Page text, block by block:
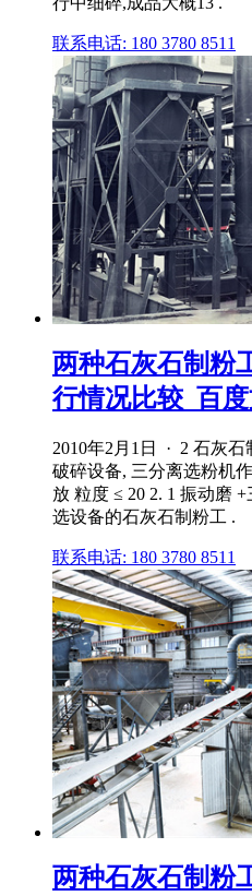
联系电话: 180 3780 8511
两种石灰石制粉
行情况比较_百
2010年2月1日 · 2 石灰
破碎设备, 三分离选粉机
放 粒度 ≤ 20 2. 1 振动磨
选设备的石灰石制粉工 .
联系电话: 180 3780 8511
两种石灰石制粉